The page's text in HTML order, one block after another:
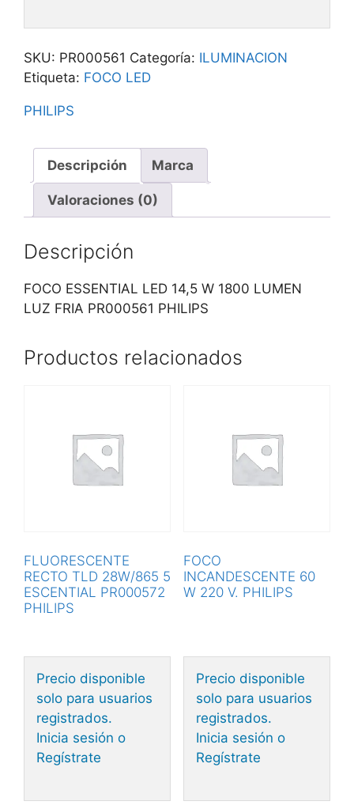
SKU: PR000561 Categoría: ILUMINACION
Etiqueta: FOCO LED
PHILIPS
Descripción Marca
Valoraciones (0)
Descripción
FOCO ESSENTIAL LED 14,5 W 1800 LUMEN
LUZ FRIA PR000561 PHILIPS
Productos relacionados
FLUORESCENTE
RECTO TLD 28W/865 5
ESCENTIAL PR000572
PHILIPS
Precio disponible
solo para usuarios
registrados.
Inicia sesión o
Regístrate
FOCO
INCANDESCENTE 60
W 220 V. PHILIPS
Precio disponible
solo para usuarios
registrados.
Inicia sesión o
Regístrate